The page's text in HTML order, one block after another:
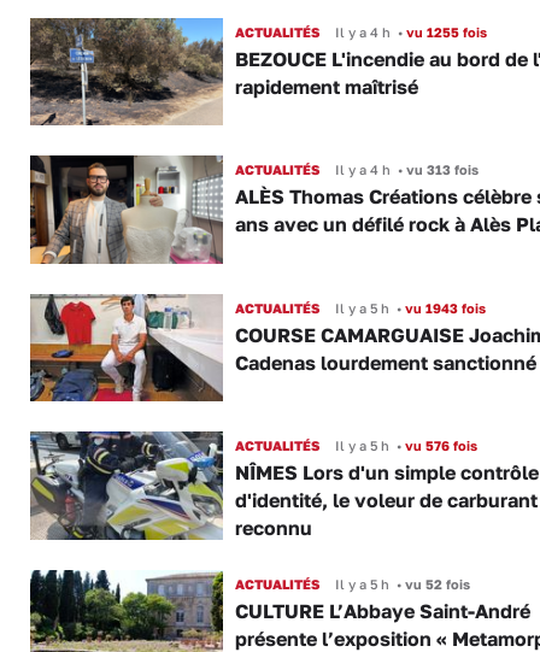
ACTUALITÉS Il y a 4 h •vu 1255 fois
BEZOUCE L'incendie au bord de
rapidement maîtrisé
ACTUALITÉS Il y a 4 h •vu 313 fois
ALÈS Thomas Créations célèbre
ans avec un défilé rock à Alès
ACTUALITÉS Il y a 5 h •vu 1943 fois
COURSE CAMARGUAISE
Cadenas lourdement sanctionné
ACTUALITÉS Il y a 5 h •vu 576 fois
NÎMES Lors d'un simple contrôle
d'identité, le voleur de
reconnu
ACTUALITÉS Il y a 5 h •vu 52 fois
CULTURE L’Abbaye Saint-André
présente l’exposition «